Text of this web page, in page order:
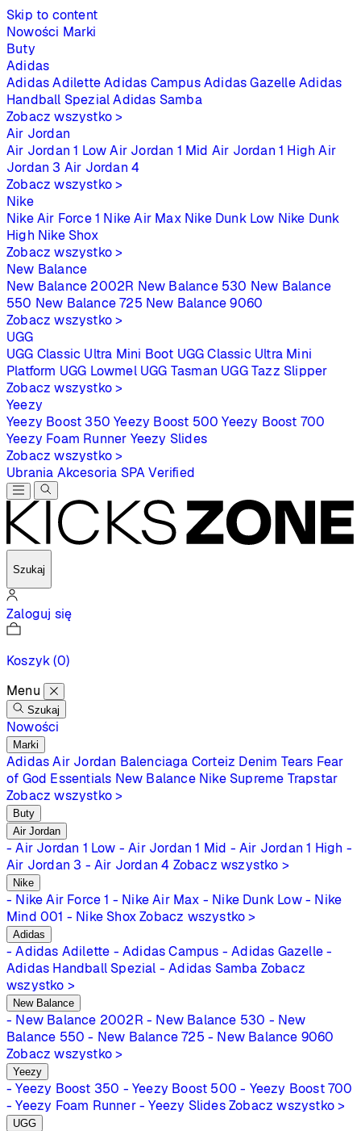
Skip to content
Nowości Marki
Buty
Adidas
Adidas Adilette Adidas Campus Adidas Gazelle Adidas
Handball Spezial Adidas Samba
Zobacz wszystko >
Air Jordan
Air Jordan 1 Low Air Jordan 1 Mid Air Jordan 1 High Air
Jordan 3 Air Jordan 4
Zobacz wszystko >
Nike
Nike Air Force 1 Nike Air Max Nike Dunk Low Nike Dunk
High Nike Shox
Zobacz wszystko >
New Balance
New Balance 2002R New Balance 530 New Balance
550 New Balance 725 New Balance 9060
Zobacz wszystko >
UGG
UGG Classic Ultra Mini Boot UGG Classic Ultra Mini
Platform UGG Lowmel UGG Tasman UGG Tazz Slipper
Zobacz wszystko >
Yeezy
Yeezy Boost 350 Yeezy Boost 500 Yeezy Boost 700
Yeezy Foam Runner Yeezy Slides
Zobacz wszystko >
Ubrania Akcesoria SPAVerified
Szukaj
Zaloguj się
Koszyk(0)
Menu
Szukaj
Nowości
Marki
Adidas Air Jordan Balenciaga Corteiz Denim Tears Fear
of God Essentials New Balance Nike Supreme Trapstar
Zobacz wszystko >
Buty
Air Jordan
- Air Jordan 1 Low - Air Jordan 1 Mid - Air Jordan 1 High -
Air Jordan 3 - Air Jordan 4 Zobacz wszystko >
Nike
- Nike Air Force 1 - Nike Air Max - Nike Dunk Low - Nike
Mind 001 - Nike Shox Zobacz wszystko >
Adidas
- Adidas Adilette - Adidas Campus - Adidas Gazelle -
Adidas Handball Spezial - Adidas Samba Zobacz
wszystko >
New Balance
- New Balance 2002R - New Balance 530 - New
Balance 550 - New Balance 725 - New Balance 9060
Zobacz wszystko >
Yeezy
- Yeezy Boost 350 - Yeezy Boost 500 - Yeezy Boost 700
- Yeezy Foam Runner - Yeezy Slides Zobacz wszystko >
UGG